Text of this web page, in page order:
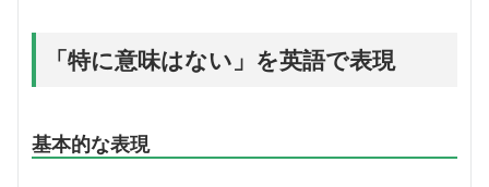
「特に意味はない」を英語で表現
基本的な表現